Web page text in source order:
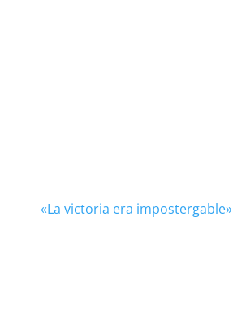
«La victoria era impostergable»